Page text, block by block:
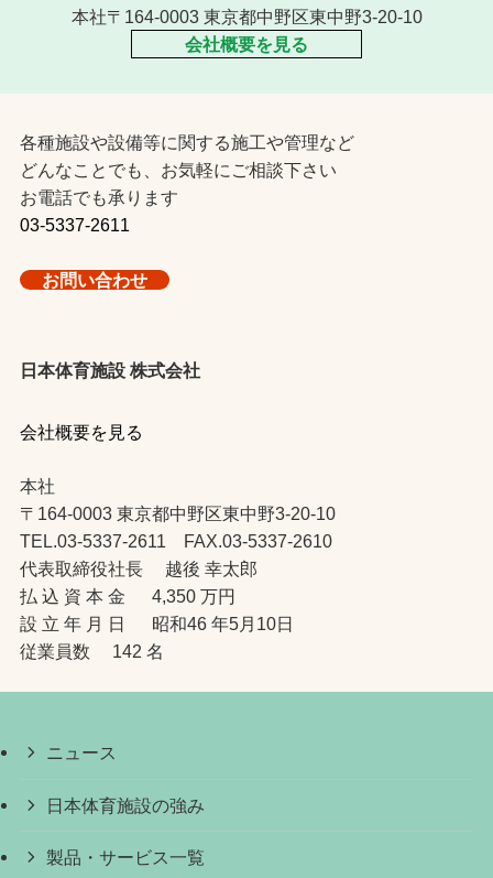
本社〒164-0003 東京都中野区東中野3-20-10
会社概要を見る
各種施設や設備等に関する施工や管理など
どんなことでも、お気軽にご相談下さい
お電話でも承ります
03-5337-2611
お問い合わせ
日本体育施設 株式会社
会社概要を見る
本社
〒164-0003 東京都中野区東中野3-20-10
TEL.03-5337-2611 FAX.03-5337-2610
代表取締役社長 越後 幸太郎
払 込 資 本 金 4,350 万円
設 立 年 月 日 昭和46 年5月10日
従業員数 142 名
ニュース
日本体育施設の強み
製品・サービス一覧